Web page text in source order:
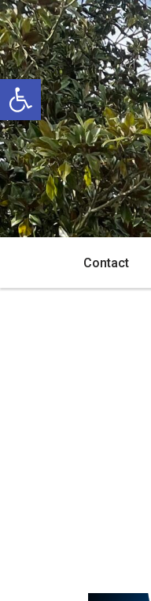
Ouvrir la barre d’outils
Aller
au
contenu
Contact